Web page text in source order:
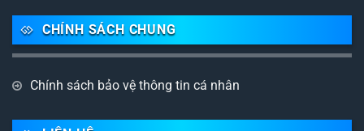
CHÍNH SÁCH CHUNG
Chính sách bảo vệ thông tin cá nhân